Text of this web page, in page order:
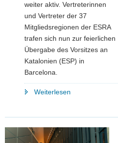
weiter aktiv. Vertreterinnen
und Vertreter der 37
Mitgliedsregionen der ESRA
trafen sich nun zur feierlichen
Übergabe des Vorsitzes an
Katalonien (ESP) in
Barcelona.
Weiterlesen